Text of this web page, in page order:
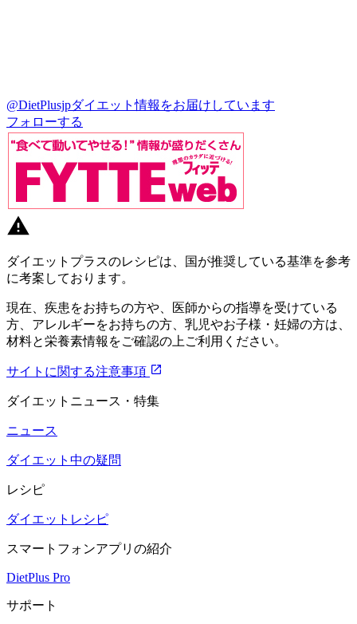
@DietPlusjpダイエット情報をお届けしています
フォローする
ダイエットプラスのレシピは、国が推奨している基準を参考
に考案しております。
現在、疾患をお持ちの方や、医師からの指導を受けている
方、アレルギーをお持ちの方、乳児やお子様・妊婦の方は、
材料と栄養素情報をご確認の上ご利用ください。
サイトに関する注意事項
ダイエットニュース・特集
ニュース
ダイエット中の疑問
レシピ
ダイエットレシピ
スマートフォンアプリの紹介
DietPlus Pro
サポート